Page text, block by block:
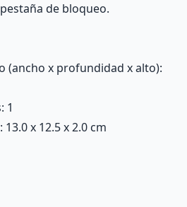
de bloqueo.
(ancho x profundidad x alto):
1
x 12.5 x 2.0 cm